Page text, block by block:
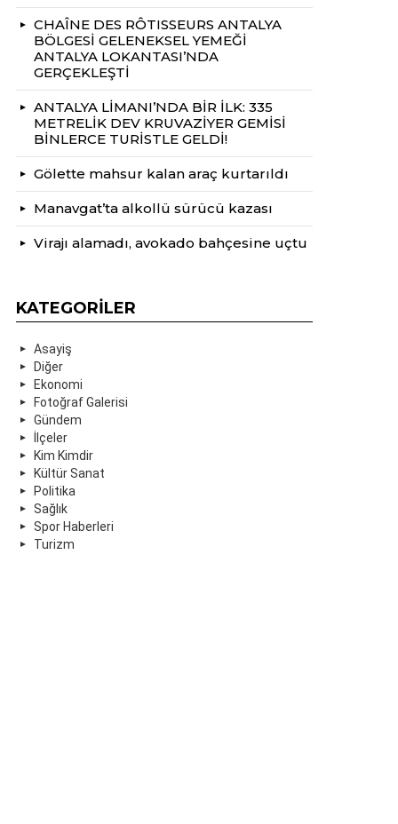
CHAÎNE DES RÔTISSEURS ANTALYA
BÖLGESİ GELENEKSEL YEMEĞİ
ANTALYA LOKANTASI’NDA
GERÇEKLEŞTİ
ANTALYA LİMANI’NDA BİR İLK: 335
METRELİK DEV KRUVAZİYER GEMİSİ
BİNLERCE TURİSTLE GELDİ!
Gölette mahsur kalan araç kurtarıldı
Manavgat’ta alkollü sürücü kazası
Virajı alamadı, avokado bahçesine uçtu
KATEGORILER
Asayiş
Diğer
Ekonomi
Fotoğraf Galerisi
Gündem
İlçeler
Kim Kimdir
Kültür Sanat
Politika
Sağlık
Spor Haberleri
Turizm